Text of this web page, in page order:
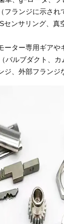
フランジに示され
センサリング、真
ーター専用ギアや
バルブダクト、カ
ジ、外部フランジ